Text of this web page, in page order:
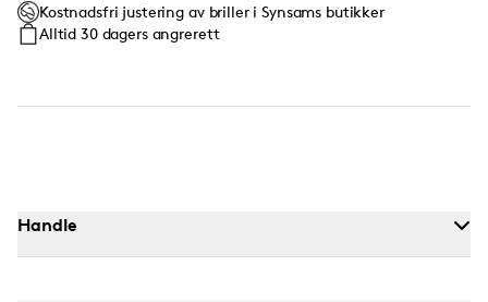
Kostnadsfri justering av briller i Synsams butikker
Alltid 30 dagers angrerett
Handle